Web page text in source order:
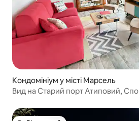
Кондомініум у місті Марсель
Вид на Старий порт Атиповий,